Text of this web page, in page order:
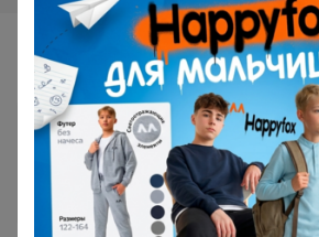
Самые желанные